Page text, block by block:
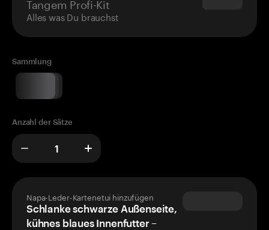
Alles was Du brauchst
$180.00
Sammlung
Anzahl der Sätze
Napa-Leder-Kartenetui hinzufügen
Schlanke schwarze Außenseite,
kühnes blaues Innenfutter –